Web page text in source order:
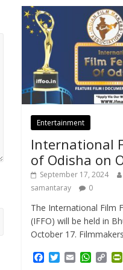
Entertainment
International
of Odisha on
September 17, 2024
samantaray
0
The International Film
(IFFO) will be held in
October 17.
T
E
W
C